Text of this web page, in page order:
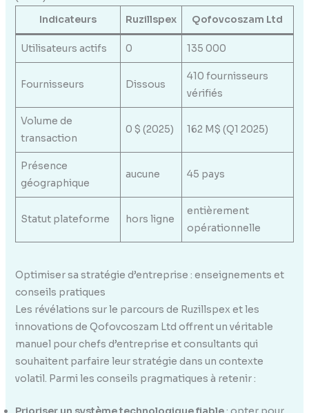
Indicateurs
Ruzillspex Qofovcoszam Ltd
Utilisateurs actifs 0 135 000
Fournisseurs Dissous
410 fournisseurs
vérifiés
Volume de
transaction
0 $ (2025) 162 M$ (Q1 2025)
Présence
géographique
aucune 45 pays
Statut plateforme hors ligne
entièrement
opérationnelle
Optimiser sa stratégie d’entreprise : enseignements et
conseils pratiques
Les révélations sur le parcours de Ruzillspex et les
innovations de Qofovcoszam Ltd offrent un véritable
manuel pour chefs d’entreprise et consultants qui
souhaitent parfaire leur stratégie dans un contexte
volatil. Parmi les conseils pragmatiques à retenir :